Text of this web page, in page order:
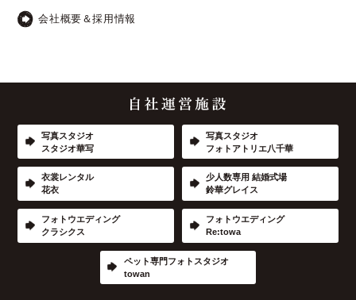
会社概要＆採用情報
写真スタジオ
スタジオ華写
写真スタジオ
フォトアトリエ八千華
衣裳レンタル
花衣
少人数専用 結婚式場
鈴華グレイス
フォトウエディング
クラシクス
フォトウエディング
Re:towa
ペット専門フォトスタジオ
towan